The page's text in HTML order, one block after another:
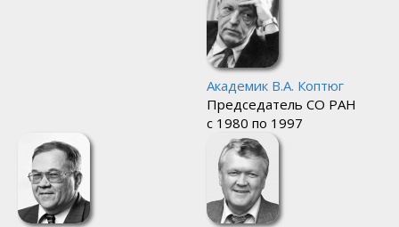
Академик В.А. Коптюг
Председатель СО РАН
с 1980 по 1997